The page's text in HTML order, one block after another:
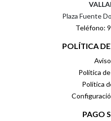
Plaza Fuente
Teléfono:
POLÍTICA
Política
Política
PAGO